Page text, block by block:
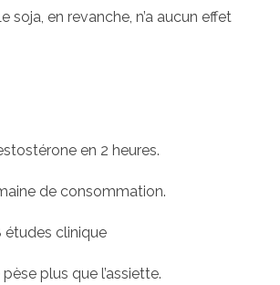
soja, en revanche, n’a aucun effet
en 2 heures.
de consommation.
études clinique
plus que l’assiette.